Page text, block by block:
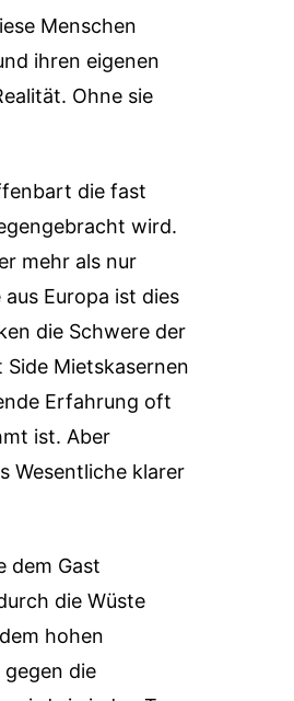
Menschen
ihren eigenen
Ohne sie
die fast
wird.
mehr als nur
Europa ist dies
die Schwere der
Mietskasernen
Erfahrung oft
ist. Aber
Wesentliche klarer
dem Gast
die Wüste
hohen
die